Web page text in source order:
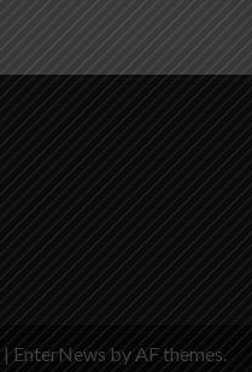
| EnterNews by AF themes.